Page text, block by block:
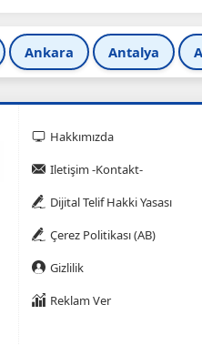
Ankara Antalya
Hakkımızda
Iletişim -Kontakt-
Dijital Telif Hakki Yasası
Çerez Politikası (AB)
Gizlilik
Reklam Ver